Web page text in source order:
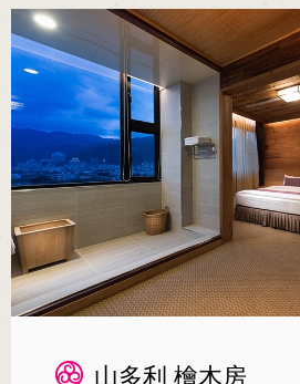
山多利 檜木房